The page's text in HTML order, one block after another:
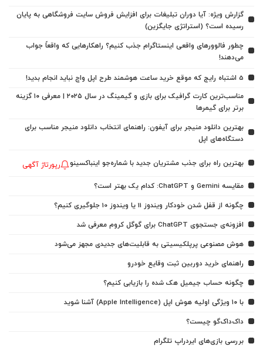
گزارش ویژه: آیا دوران تبلیغات برای افزایش فروش سایت فروشگاهی به پایان
رسیده است؟ (استراتژی جایگزین)
چطور فالوورهای واقعی اینستاگرام جذب کنیم؟ راهکارهایی که واقعاً جواب
می‌دهند!
5 اشتباه رایج که موقع خرید ساعت هوشمند طرح اپل واچ نباید انجام بدید!
مناسب‌ترین کارت گرافیک برای بازی و گیمینگ در سال ۲۰۲۵ | معرفی ۱۰ گزینه
برتر برای گیمرها
بهترین دانلود منیجر برای آیفون: راهنمای انتخاب دانلود منیجر مناسب برای
دستگاه‌های اپل
بهترین راه برای جذب مشتریان جدید با شماره‌جو اینباکسینو رپورتاژ آگهی
مقایسه Gemini و ChatGPT: کدام یک بهتر است؟
چگونه از قفل شدن خودکار ویندوز 11 یا ویندوز 10 جلوگیری کنیم؟
افزونه‌ی جستجوی ChatGPT برای گوگل کروم معرفی شد
هوش مصنوعی پرپلکیسیتی به قابلیت‌های جدیدی مجهز می‌شود
راهنمای خرید دوربین ثبت وقایع خودرو
چگونه حساب جیمیل هک شده را بازیابی کنیم؟
با ۱۰ ویژگی اولیه هوش اپل (Apple Intelligence) آشنا شوید
داک‌داک‌گو چیست؟
بررسی بازی‌های ایردراپ تلگرام